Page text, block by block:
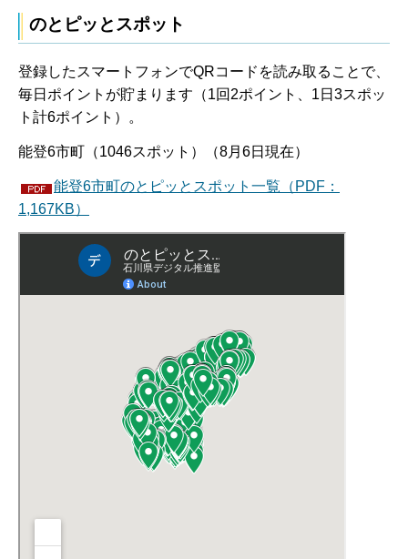
のとピッとスポット
登録したスマートフォンでQRコードを読み取ることで、
毎日ポイントが貯まります（1回2ポイント、1日3スポッ
ト計6ポイント）。
能登6市町（1046スポット）（8月6日現在）
能登6市町のとピッとスポット一覧（PDF：
1,167KB）